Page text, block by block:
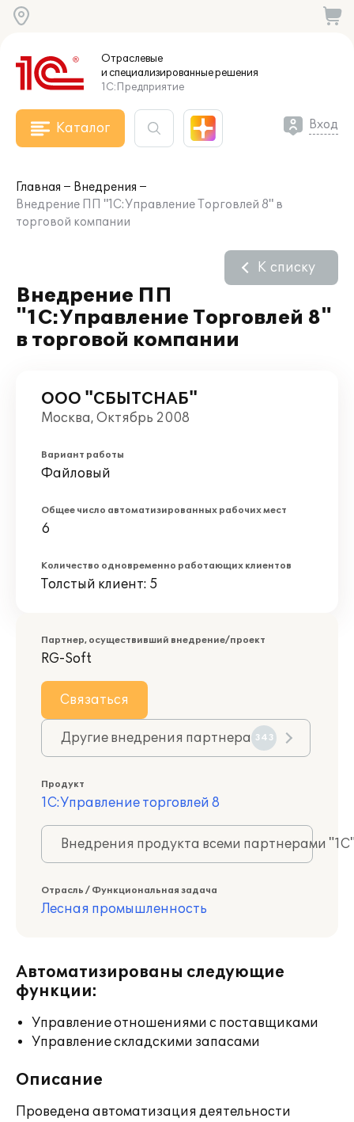
Отраслевые
и специализированныерешения
1С:Предприятие
Каталог Вход
Главная
Внедрения
Внедрение ПП "1С:Управление Торговлей 8" в
торговой компании
Внедрение ПП
"1С:Управление Торговлей 8"
в торговой компании
К списку
ООО "СБЫТСНАБ"
Москва, Октябрь 2008
Вариант работы
Файловый
Общее число автоматизированных рабочих мест
6
Количество одновременно работающих клиентов
Толстый клиент: 5
Партнер, осуществивший внедрение/проект
RG-Soft
Связаться
Другие внедрения партнера 343
Продукт
1С:Управление торговлей 8
Внедрения продукта всеми партнерами
Отрасль / Функциональная задача
Лесная промышленность
Автоматизированы следующие
функции:
Управление отношениями с поставщиками
Управление складскими запасами
Описание
Проведена автоматизация деятельности